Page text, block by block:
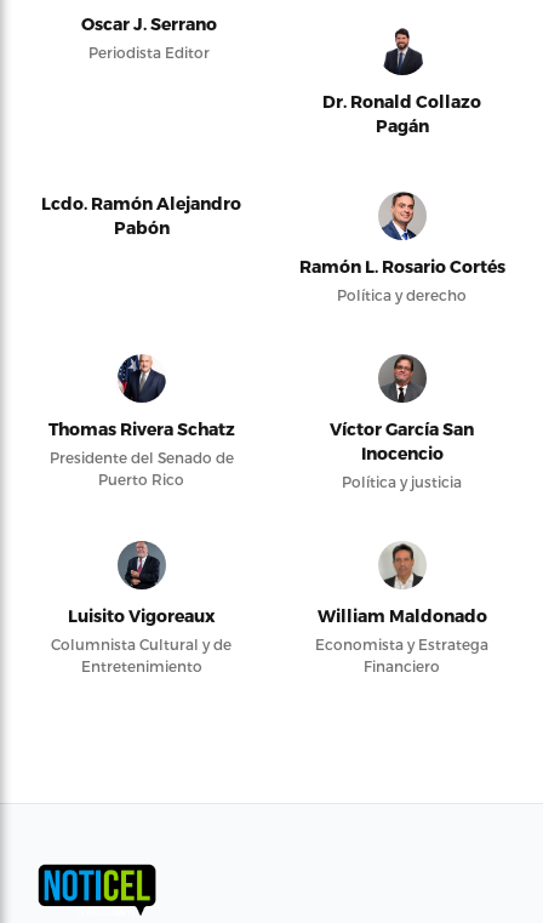
Oscar J. Serrano
Periodista Editor
Dr. Ronald Collazo
Pagán
Lcdo. Ramón Alejandro
Pabón
Ramón L. Rosario Cortés
Política y derecho
Thomas Rivera Schatz
Presidente del Senado de
Puerto Rico
Víctor García San
Inocencio
Política y justicia
Luisito Vigoreaux
Columnista Cultural y de
Entretenimiento
William Maldonado
Economista y Estratega
Financiero